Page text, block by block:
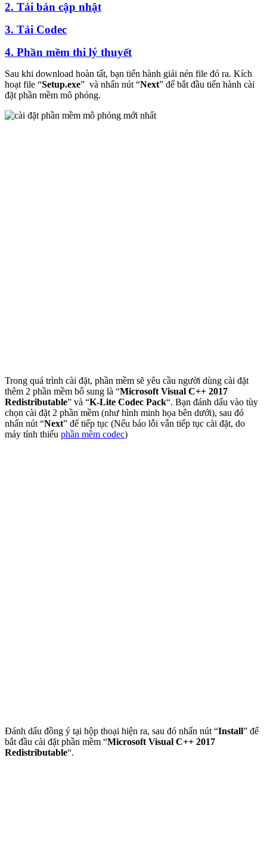
2. Tải bản cập nhật
3. Tải Codec
4. Phần mềm thi lý thuyết
Sau khi download hoàn tất, bạn tiến hành giải nén file đó ra. Kích
hoạt file “Setup.exe” và nhấn nút “Next” để bắt đầu tiến hành cài
đặt phần mềm mô phỏng.
Trong quá trình cài đặt, phần mềm sẽ yêu cầu người dùng cài đặt
thêm 2 phần mềm bổ sung là “Microsoft Visual C++ 2017
Redistributable” và “K-Lite Codec Pack“. Bạn đánh dấu vào tùy
chọn cài đặt 2 phần mềm (như hình minh họa bên dưới), sau đó
nhấn nút “Next” để tiếp tục (Nếu báo lỗi vẫn tiếp tục cài đặt, do
máy tính thiếu phần mềm codec)
Đánh dấu đồng ý tại hộp thoại hiện ra, sau đó nhấn nút “Install” để
bắt đầu cài đặt phần mềm “Microsoft Visual C++ 2017
Redistributable“.